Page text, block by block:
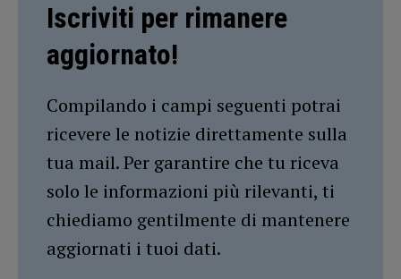
Iscriviti per rimanere
aggiornato!
Compilando i campi seguenti potrai
ricevere le notizie direttamente sulla
tua mail. Per garantire che tu riceva
solo le informazioni più rilevanti, ti
chiediamo gentilmente di mantenere
aggiornati i tuoi dati.